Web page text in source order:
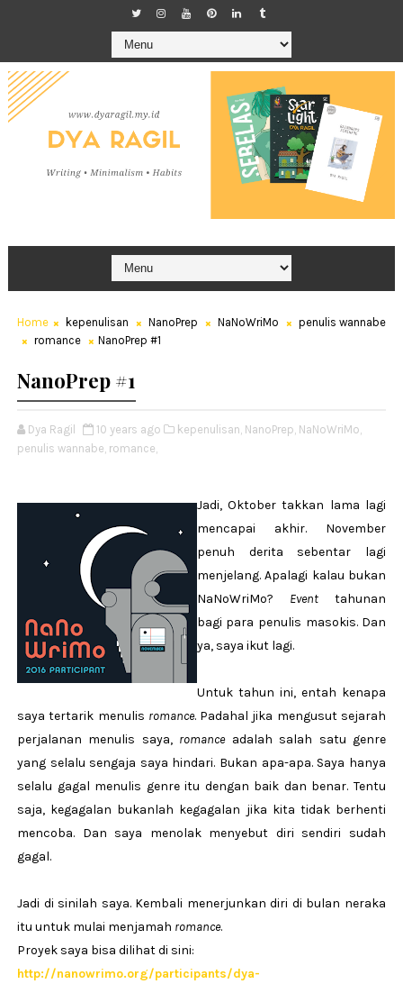
Home kepenulisan NanoPrep NaNoWriMo
penulis wannabe
romance
NanoPrep #1
NanoPrep #1
Dya Ragil 10 years ago kepenulisan, NanoPrep, NaNoWriMo,
penulis wannabe, romance,
Jadi, Oktober takkan lama lagi
mencapai akhir. November
penuh derita sebentar lagi
menjelang. Apalagi kalau bukan
NaNoWriMo? Event tahunan
bagi para penulis masokis. Dan
ya, saya ikut lagi.
Untuk tahun ini, entah kenapa
saya tertarik menulis romance. Padahal jika mengusut sejarah
perjalanan menulis saya, romanceadalah salah satu genre
yang selalu sengaja saya hindari. Bukan apa-apa. Saya hanya
selalu gagal menulis genre itu dengan baik dan benar. Tentu
saja, kegagalan bukanlah kegagalan jika kita tidak berhenti
mencoba. Dan saya menolak menyebut diri sendiri sudah
gagal.
Jadi di sinilah saya. Kembali menerjunkan diri di bulan neraka
itu untuk mulai menjamah romance.
Proyek saya bisa dilihat di sini:
http://nanowrimo.org/participants/dya-